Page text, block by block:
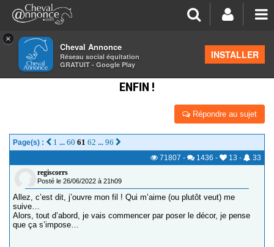
×
Cheval Annonce
Réseau social équitation
GRATUIT - Google Play
INSTALLER
>Discussions générales
JOURNAL DU RECAVALIER. CLUB 2 GRAND PRIX :
ENFIN !
Répondre au sujet
Page(s) : 1 ... 60 61 62 ... 96
71807 - 1436 - 13 -
33
regiscorrs
Posté le 26/06/2022 à 21h09
Allez, c’est dit, j’ouvre mon fil ! Qui m’aime (ou plutôt veut) me
suive…
Alors, tout d’abord, je vais commencer par poser le décor, je pense
que ça s’impose…